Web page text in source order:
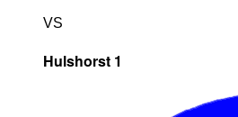
VS
Hulshorst 1